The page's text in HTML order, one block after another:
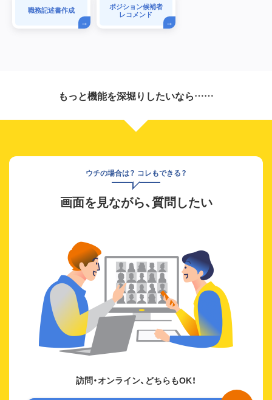
職務記述書作成 ポジション候補者
レコメンド
もっと機能を深堀りしたいなら……
ウチの場合は？ コレもできる？
画面を見ながら、質問したい
訪問・オンライン、どちらもOK！